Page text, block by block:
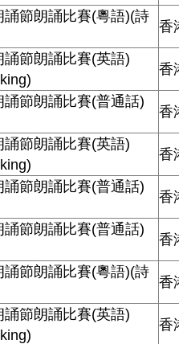
節朗誦比賽(粵語)(詩
香
節朗誦比賽(英語)
香
節朗誦比賽(普通話)
香
節朗誦比賽(英語)
香
節朗誦比賽(普通話)
香
節朗誦比賽(普通話)
香
節朗誦比賽(粵語)(詩
香
節朗誦比賽(英語)
香